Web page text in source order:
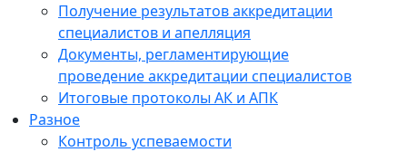
Получение результатов аккредитации
специалистов и апелляция
Документы, регламентирующие
проведение аккредитации специалистов
Итоговые протоколы АК и АПК
Разное
Контроль успеваемости